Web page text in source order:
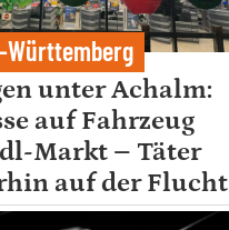
Württemberg
unter Achalm:
auf Fahrzeug
Markt – Täter
auf der Flucht